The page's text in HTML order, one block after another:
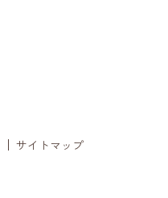
サイトマップ